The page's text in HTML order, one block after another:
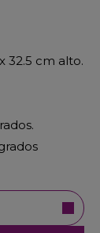
32.5 cm alto.